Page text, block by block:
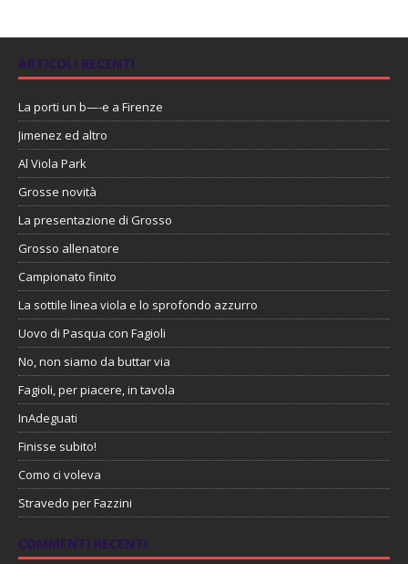
ARTICOLI RECENTI
La porti un b—-e a Firenze
Jimenez ed altro
Al Viola Park
Grosse novità
La presentazione di Grosso
Grosso allenatore
Campionato finito
La sottile linea viola e lo sprofondo azzurro
Uovo di Pasqua con Fagioli
No, non siamo da buttar via
Fagioli, per piacere, in tavola
InAdeguati
Finisse subito!
Como ci voleva
Stravedo per Fazzini
COMMENTI RECENTI